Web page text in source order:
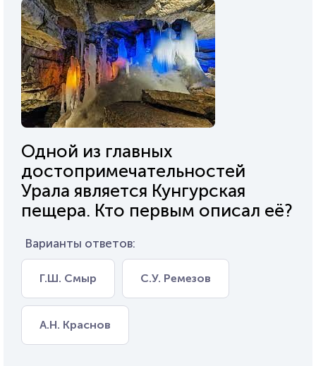
Одной из главных
достопримечательностей
Урала является Кунгурская
пещера. Кто первым описал её?
Варианты ответов:
Г.Ш. Смыр С.У. Ремезов
А.Н. Краснов